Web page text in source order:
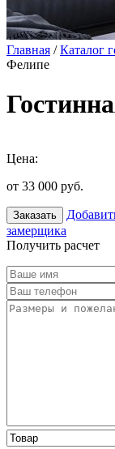
Главная /Каталог
Фелипе
Цена:
от 33 000 руб.
Заказать
замерщика
Получить расчет